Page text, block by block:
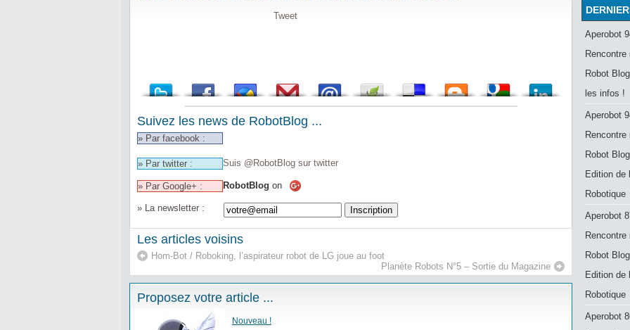
Tweet
Suivez les news de RobotBlog ...
» Par facebook :
» Par twitter : Suis @RobotBlog sur twitter
» Par Google+ : RobotBlog on
» La newsletter :
Les articles voisins
Hom-Bot / Roboking, l’aspirateur robot de LG joue au foot
Planète Robots N°5 – Sortie du Magazine
Proposez votre article ...
Nouveau !
Aperobot
Rencontre
Robot Blog
les infos !
Aperobot
Rencontre
Robot Blog
Edition de
Robotique
Aperobot
Rencontre
Robot Blog
Edition de
Robotique
Aperobot